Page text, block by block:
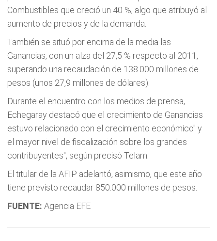
Combustibles que creció un 40 %, algo que atribuyó al
aumento de precios y de la demanda.
También se situó por encima de la media las
Ganancias, con un alza del 27,5 % respecto al 2011,
superando una recaudación de 138.000 millones de
pesos (unos 27,9 millones de dólares).
Durante el encuentro con los medios de prensa,
Echegaray destacó que el crecimiento de Ganancias
estuvo relacionado con el crecimiento económico" y
el mayor nivel de fiscalización sobre los grandes
contribuyentes", según precisó Telam.
El titular de la AFIP adelantó, asimismo, que este año
tiene previsto recaudar 850.000 millones de pesos.
FUENTE: Agencia EFE